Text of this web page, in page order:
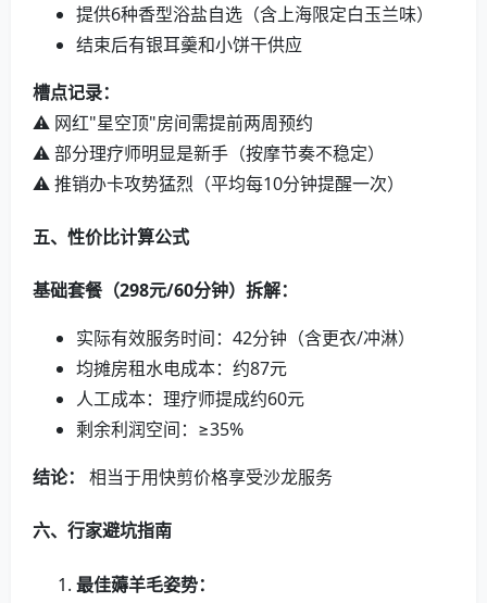
提供6种香型浴盐自选（含上海限定白玉兰味）
结束后有银耳羹和小饼干供应
槽点记录：
⚠️ 网红"星空顶"房间需提前两周预约
⚠️ 部分理疗师明显是新手（按摩节奏不稳定）
⚠️ 推销办卡攻势猛烈（平均每10分钟提醒一次）
五、性价比计算公式
基础套餐（298元/60分钟）拆解：
实际有效服务时间：42分钟（含更衣/冲淋）
均摊房租水电成本：约87元
人工成本：理疗师提成约60元
剩余利润空间：≥35%
结论：
相当于用快剪价格享受沙龙服务
六、行家避坑指南
最佳薅羊毛姿势：